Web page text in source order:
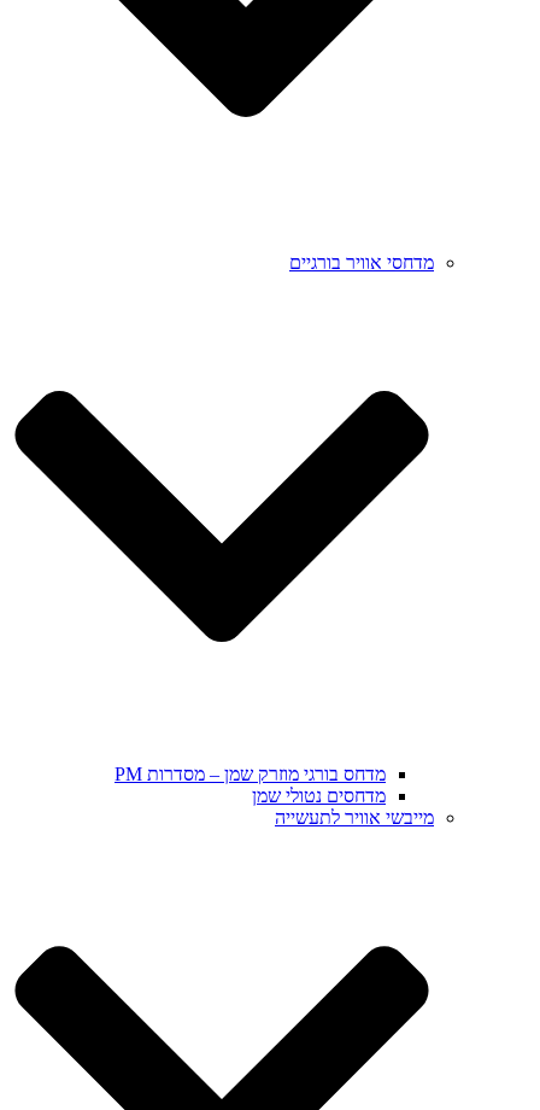
מדחסי אוויר בורגיים
מדחס בורגי מוזרק שמן – מסדרות PM
מדחסים נטולי שמן
מייבשי אוויר לתעשייה